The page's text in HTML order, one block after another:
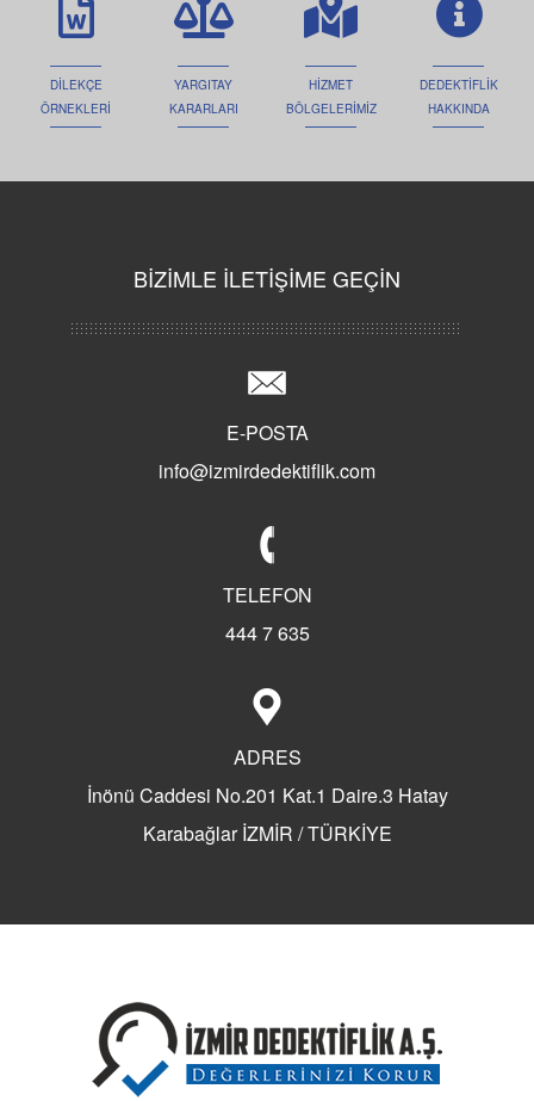
DİLEKÇE
ÖRNEKLERİ
YARGITAY
KARARLARI
HİZMET
BÖLGELERİMİZ
DEDEKTİFLİK
HAKKINDA
BİZİMLE İLETİŞİME GEÇİN
E-POSTA
info@izmirdedektiflik.com
TELEFON
444 7 635
ADRES
İnönü Caddesi No.201 Kat.1 Daire.3 Hatay
Karabağlar İZMİR / TÜRKİYE